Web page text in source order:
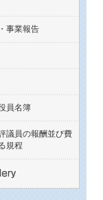
事業報告
員名簿
議員の報酬並び費
規程